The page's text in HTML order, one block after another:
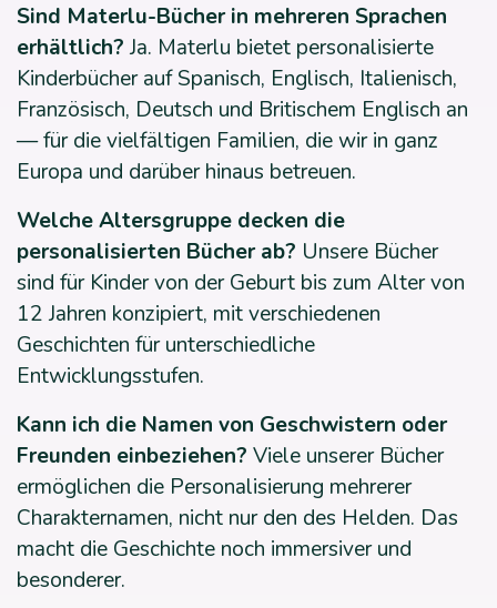
Sind Materlu-Bücher in mehreren Sprachen
erhältlich? Ja. Materlu bietet personalisierte
Kinderbücher auf Spanisch, Englisch, Italienisch,
Französisch, Deutsch und Britischem Englisch an
— für die vielfältigen Familien, die wir in ganz
Europa und darüber hinaus betreuen.
Welche Altersgruppe decken die
personalisierten Bücher ab? Unsere Bücher
sind für Kinder von der Geburt bis zum Alter von
12 Jahren konzipiert, mit verschiedenen
Geschichten für unterschiedliche
Entwicklungsstufen.
Kann ich die Namen von Geschwistern oder
Freunden einbeziehen? Viele unserer Bücher
ermöglichen die Personalisierung mehrerer
Charakternamen, nicht nur den des Helden. Das
macht die Geschichte noch immersiver und
besonderer.